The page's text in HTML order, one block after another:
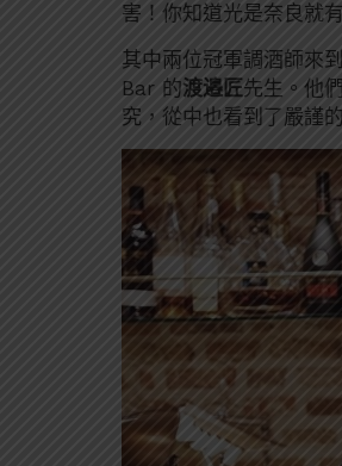
害！你知道光是奈良就有
其中兩位冠軍調酒師來
Bar 的渡邉匠先生。他
究，從中也看到了嚴謹